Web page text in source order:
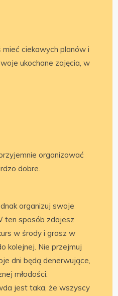
mieć ciekawych planów i
ukochane zajęcia, w
organizować
dobre.
organizuj swoje
ten sposób zdajesz
w środy i grasz w
kolejnej. Nie przejmuj
dni będą denerwujące,
młodości.
jest taka, że wszyscy